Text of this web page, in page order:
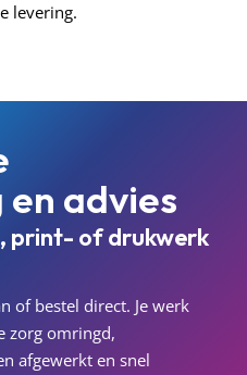
levering.
advies
print- of drukwerk
of bestel direct. Je werk
zorg omringd,
afgewerkt en snel